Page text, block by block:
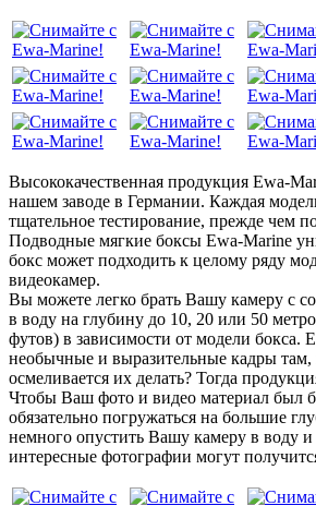
Высококачественная продукция Ewa-
нашем заводе в Германии. Каждая
тщательное тестирование, прежде чем
Подводные мягкие боксы Ewa-Marine
бокс может подходить к целому ряду
видеокамер.
Вы можете легко брать Вашу камеру с
в воду на глубину до 10, 20 или 50
футов) в зависимости от модели бокса.
необычные и выразительные кадры там,
осмеливается их делать? Тогда
Чтобы Ваш фото и видео материал был
обязательно погружаться на большие
немного опустить Вашу камеру в воду и
интересные фотографии могут